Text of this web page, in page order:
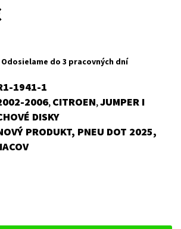
Odosielame do 3 pracovných dní
1941-1
2006, CITROEN,JUMPER I
DISKY
PRODUKT, PNEU DOT 2025,